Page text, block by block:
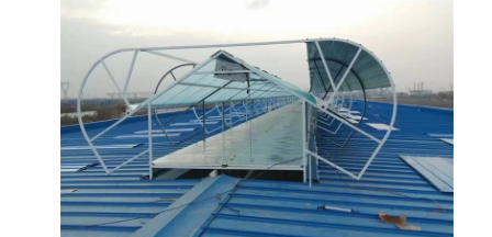
电开启通风气楼